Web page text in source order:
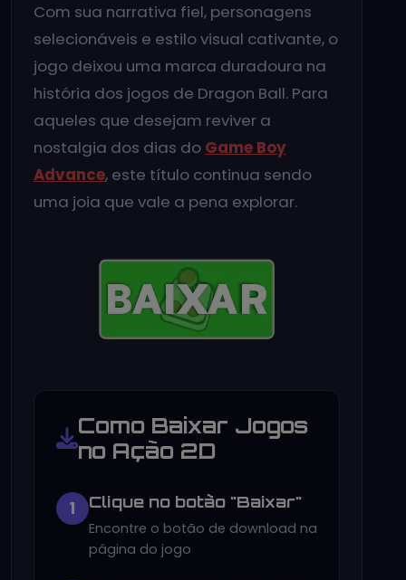
Com sua narrativa fiel, personagens
selecionáveis e estilo visual cativante, o
jogo deixou uma marca duradoura na
história dos jogos de Dragon Ball. Para
aqueles que desejam reviver a
nostalgia dos dias do Game Boy
Advance, este título continua sendo
uma joia que vale a pena explorar.
Como Baixar Jogos
no Ação 2D
1 Clique no botão "Baixar"
Encontre o botão de download na
página do jogo